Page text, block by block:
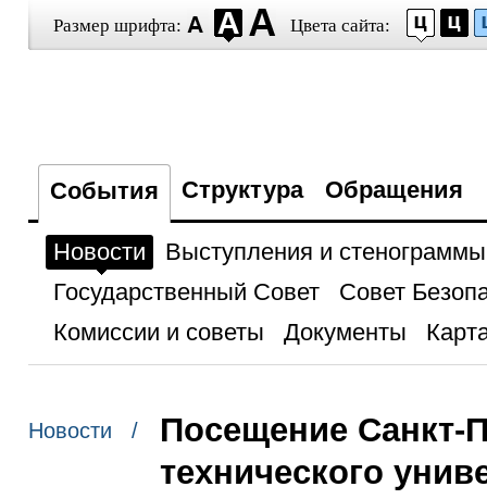
Размер шрифта: Цвета сайта:
События Структура Обращения
Новости
Выступления и стенограммы
Государственный Совет
Совет
Комиссии и советы
Документы
Новости /
Посещение Санкт-
технического